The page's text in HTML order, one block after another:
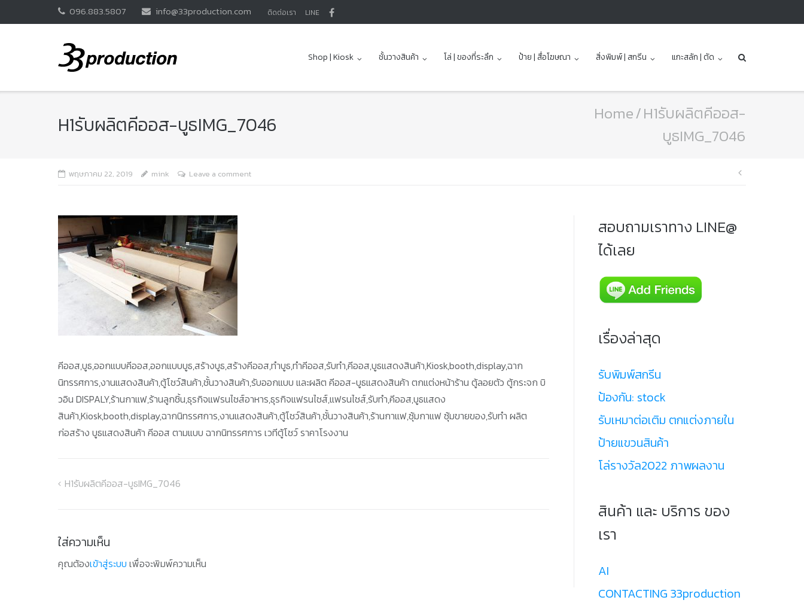
096.883.5807 info@33production.com ติดต่อเรา LINE
Shop | Kiosk ชั้นวางสินค้า โล่ | ของที่ระลึก ป้าย | สื่อโฆษณา สิ่งพิมพ์ | สกรีน แกะสลัก | ตัด
H1รับผลิตคีออส-บูธIMG_7046 Home/H1รับผลิตคีออส-
บูธIMG_7046
พฤษภาคม 22, 2019 mink Leave a comment
แนะแนว
คีออส,บูธ,ออกแบบคีออส,ออกแบบบูธ,สร้างบูธ,สร้างคีออส,ทำบูธ,ทำคีออส,รับทำ,คีออส,บูธแสดงสินค้า,Kiosk,booth,display,ฉาก
นิทรรศการ,งานแสดงสินค้า,ตู้โชว์สินค้า,ชั้นวางสินค้า,รับออกแบบ และผลิต คีออส-บูธแสดงสินค้า ตกแต่งหน้าร้าน ตู้ลอยตัว ตู้กระจก บิ
วอิน DISPALY,ร้านกาแฟ,ร้านลูกชิ้น,ธุรกิจแฟรนไชส์อาหาร,ธุรกิจแฟรนไชส์,แฟรนไชส์,รับทำ,คีออส,บูธแสดง
สินค้า,Kiosk,booth,display,ฉากนิทรรศการ,งานแสดงสินค้า,ตู้โชว์สินค้า,ชั้นวางสินค้า,ร้านกาแฟ,ซุ้มกาแฟ ซุ้มขายของ,รับทำ ผลิต
ก่อสร้าง บูธแสดงสินค้า คีออส ตามแบบ ฉากนิทรรศการ เวทีตู้โชว์ ราคาโรงงาน
แนะแนว
H1รับผลิตคีออส-บูธIMG_7046
ใส่ความเห็น
คุณต้องเข้าสู่ระบบ เพื่อจะพิมพ์ความเห็น
สอบถามเราทาง LINE@
ได้เลย
เรื่องล่าสุด
รับพิมพ์สกรีน
ป้องกัน: stock
รับเหมาต่อเติม ตกแต่งภายใน
ป้ายแขวนสินค้า
โล่รางวัล2022 ภาพผลงาน
สินค้า และ บริการ ของ
เรา
AI
CONTACTING 33production